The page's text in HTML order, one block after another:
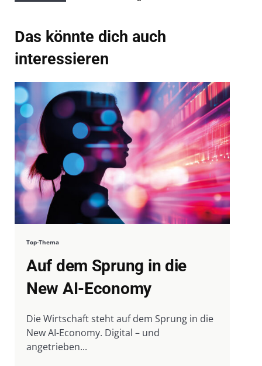
Das könnte dich auch
interessieren
Top-Thema
Auf dem Sprung in die
New AI-Economy
Die Wirtschaft steht auf dem Sprung in die
New AI-Economy. Digital – und
angetrieben...